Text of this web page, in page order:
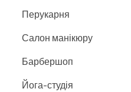
Перукарня
Салон манікюру
Барбершоп
Йога-студія